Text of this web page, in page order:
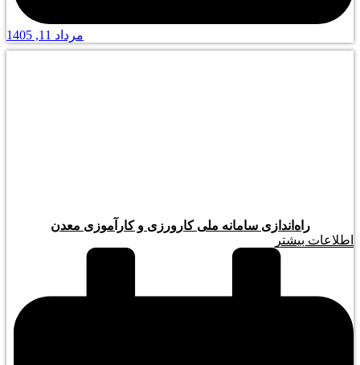
مرداد 11, 1405
راه‌اندازی سامانه ملی کارورزی و کارآموزی معدن
اطلاعات بیشتر